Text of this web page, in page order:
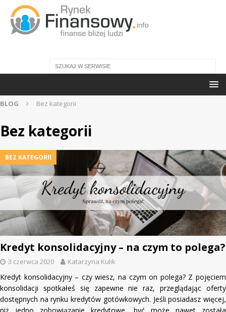
BLOG Bez kategorii
Bez kategorii
BEZ KATEGORII
Kredyt konsolidacyjny – na czym to polega?
3 czerwca 2020 Katarzyna Kulik
Kredyt konsolidacyjny – czy wiesz, na czym on polega? Z pojęciem
konsolidacji spotkałeś się zapewne nie raz, przeglądając oferty
dostępnych na rynku kredytów gotówkowych. Jeśli posiadasz więcej,